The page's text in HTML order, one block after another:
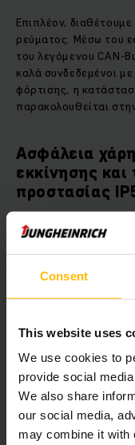
Consent
This website uses
We use cookies to
provide social
We also share
our social media,
may combine it with
Επιπλέον,
ρεύματος. Μέσω του
του λεγόμενου CAN-
καλά συνδεδεμένοι
φόρτισης, η
παρακολουθείται
Ασφάλεια
εκκίνησης
προστασίας
Το σύστημα
τον κίνδυνο
ζημιάς του
Για μεγαλύτερη
έχουν
(International
στο νερό και τη
καθορισμένων